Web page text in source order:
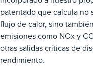
patentado que calcula no
flujo de calor, sino
emisiones como NOx y
otras salidas críticas de
rendimiento.